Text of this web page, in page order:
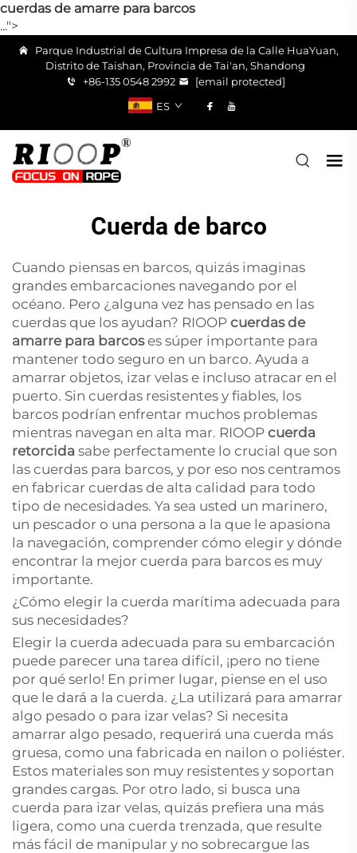
cuerdas de amarre para barcos
...">
Parque Industrial de Cultura Impresa de la Calle HuaYuan,
Distrito de Taishan, Provincia de Tai'an, Shandong
+86-135 0548 2992
[email protected]
ES
Cuerda de barco
Cuando piensas en barcos, quizás imaginas
grandes embarcaciones navegando por el
océano. Pero ¿alguna vez has pensado en las
cuerdas que los ayudan? RIOOP cuerdas de
amarre para barcoses súper importante para
mantener todo seguro en un barco. Ayuda a
amarrar objetos, izar velas e incluso atracar en el
puerto. Sin cuerdas resistentes y fiables, los
barcos podrían enfrentar muchos problemas
mientras navegan en alta mar. RIOOP cuerda
retorcida sabe perfectamente lo crucial que son
las cuerdas para barcos, y por eso nos centramos
en fabricar cuerdas de alta calidad para todo
tipo de necesidades. Ya sea usted un marinero,
un pescador o una persona a la que le apasiona
la navegación, comprender cómo elegir y dónde
encontrar la mejor cuerda para barcos es muy
importante.
¿Cómo elegir la cuerda marítima adecuada para
sus necesidades?
Elegir la cuerda adecuada para su embarcación
puede parecer una tarea difícil, ¡pero no tiene
por qué serlo! En primer lugar, piense en el uso
que le dará a la cuerda. ¿La utilizará para amarrar
algo pesado o para izar velas? Si necesita
amarrar algo pesado, requerirá una cuerda más
gruesa, como una fabricada en nailon o poliéster.
Estos materiales son muy resistentes y soportan
grandes cargas. Por otro lado, si busca una
cuerda para izar velas, quizás prefiera una más
ligera, como una cuerda trenzada, que resulte
más fácil de manipular y no sobrecargue las